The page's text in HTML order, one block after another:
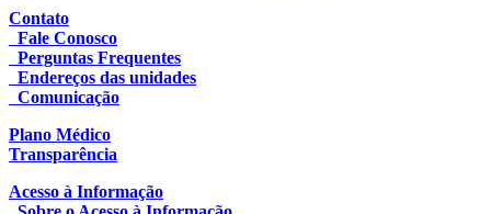
Contato
Fale Conosco
Perguntas Frequentes
Endereços das unidades
Comunicação
Plano Médico
Transparência
Acesso à Informação